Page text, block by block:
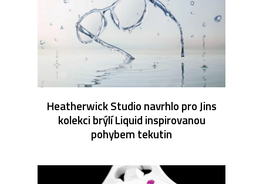
Heatherwick Studio navrhlo pro Jins
kolekci brýlí Liquid inspirovanou
pohybem tekutin